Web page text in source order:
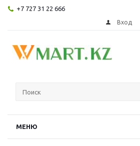
+7 727 31 22 666
Вход
МЕНЮ